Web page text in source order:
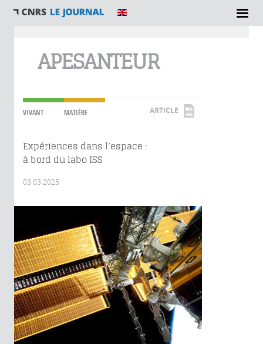
APESANTEUR
VIVANT MATIÈRE ARTICLE
Expériences dans l’espace :
à bord du labo ISS
03.03.2025